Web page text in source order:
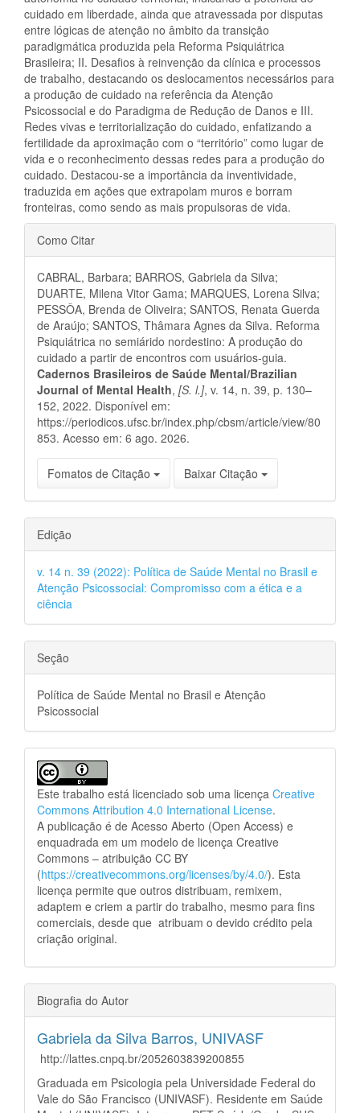
cuidado em liberdade, ainda que atravessada por disputas
entre lógicas de atenção no âmbito da transição
paradigmática produzida pela Reforma Psiquiátrica
Brasileira; II. Desafios à reinvenção da clínica e processos
de trabalho, destacando os deslocamentos necessários para
a produção de cuidado na referência da Atenção
Psicossocial e do Paradigma de Redução de Danos e III.
Redes vivas e territorialização do cuidado, enfatizando a
fertilidade da aproximação com o “território” como lugar de
vida e o reconhecimento dessas redes para a produção do
cuidado. Destacou-se a importância da inventividade,
traduzida em ações que extrapolam muros e borram
fronteiras, como sendo as mais propulsoras de vida.
Detalhes
do
artigo
Como Citar
CABRAL, Barbara; BARROS, Gabriela da Silva;
DUARTE, Milena Vitor Gama; MARQUES, Lorena Silva;
PESSÔA, Brenda de Oliveira; SANTOS, Renata Guerda
de Araújo; SANTOS, Thâmara Agnes da Silva. Reforma
Psiquiátrica no semiárido nordestino: A produção do
cuidado a partir de encontros com usuários-guia.
Cadernos Brasileiros de Saúde Mental/Brazilian
Journal of Mental Health, [S. l.], v. 14, n. 39, p. 130–
152, 2022. Disponível em:
https://periodicos.ufsc.br/index.php/cbsm/article/view/80
853. Acesso em: 6 ago. 2026.
Fomatos de Citação Baixar Citação
Edição
v. 14 n. 39 (2022): Política de Saúde Mental no Brasil e
Atenção Psicossocial: Compromisso com a ética e a
ciência
Seção
Política de Saúde Mental no Brasil e Atenção
Psicossocial
Este trabalho está licenciado sob uma licença Creative
Commons Attribution 4.0 International License.
A publicação é de Acesso Aberto (Open Access) e
enquadrada em um modelo de licença Creative
Commons – atribuição CC BY
(https://creativecommons.org/licenses/by/4.0/). Esta
licença permite que outros distribuam, remixem,
adaptem e criem a partir do trabalho, mesmo para fins
comerciais, desde que atribuam o devido crédito pela
criação original.
Biografia do Autor
Gabriela da Silva Barros, UNIVASF
http://lattes.cnpq.br/2052603839200855
Graduada em Psicologia pela Universidade Federal do
Vale do São Francisco (UNIVASF). Residente em Saúde